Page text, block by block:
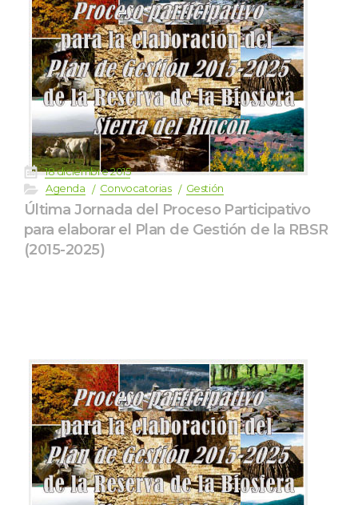
18 diciembre 2015
Agenda Convocatoria Gestión
Última Jornada del Proceso Participativo
para elaborar el Plan de Gestión de la RBSR
(2015-2025)